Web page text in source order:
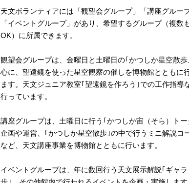
天文ボランティアには「観望会グループ」「講座グループ
「イベントグループ」があり、希望するグループ（複数
OK）に所属できます。
観望会グループは、金曜日と土曜日の｢かつしか星空散歩
心に、望遠鏡を使った星空観察の催しを博物館とともに
ます。天文ジュニア教室｢望遠鏡を作ろう｣での工作指導
行っています。
講座グループは、土曜日に行う｢かつしか宙（そら）ト
企画や運営、｢かつしか星空散歩｣の中で行うミニ解説コ
など、天文講座事業を博物館とともに行います。
イベントグループは、年に数回行う天文展示解説｢ギャ